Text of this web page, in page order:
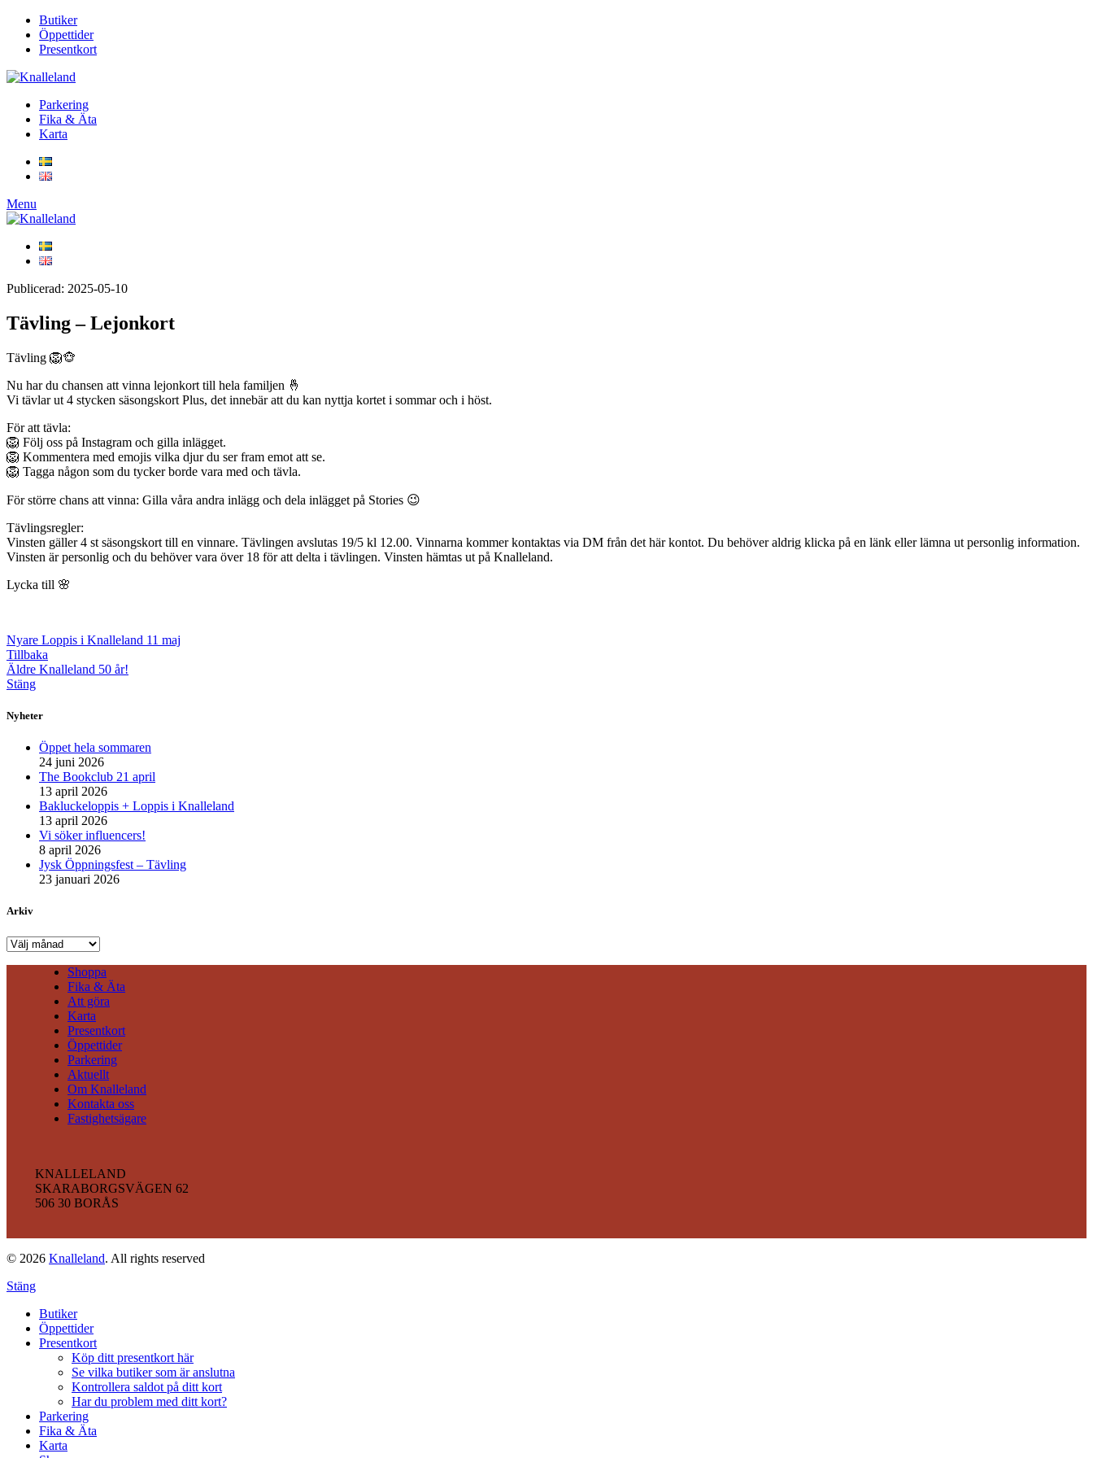
Butiker
Öppettider
Presentkort
Parkering
Fika & Äta
Karta
Menu
Publicerad: 2025-05-10
Tävling – Lejonkort
Tävling 🦁🐵
Nu har du chansen att vinna lejonkort till hela familjen 🤞
Vi tävlar ut 4 stycken säsongskort Plus, det innebär att du kan nyttja kortet i sommar och i höst.
För att tävla:
🦁 Följ oss på Instagram och gilla inlägget.
🦁 Kommentera med emojis vilka djur du ser fram emot att se.
🦁 Tagga någon som du tycker borde vara med och tävla.
För större chans att vinna: Gilla våra andra inlägg och dela inlägget på Stories 😉
Tävlingsregler:
Vinsten gäller 4 st säsongskort till en vinnare. Tävlingen avslutas 19/5 kl 12.00. Vinnarna kommer kontaktas via DM från det här kontot. Du behöver aldrig klicka på en länk eller lämna ut personlig information.
Vinsten är personlig och du behöver vara över 18 för att delta i tävlingen. Vinsten hämtas ut på Knalleland.
Lycka till 🌸
Nyare Loppis i Knalleland 11 maj
Tillbaka
Äldre Knalleland 50 år!
Stäng
Nyheter
Öppet hela sommaren
24 juni 2026
The Bookclub 21 april
13 april 2026
Bakluckeloppis + Loppis i Knalleland
13 april 2026
Vi söker influencers!
8 april 2026
Jysk Öppningsfest – Tävling
23 januari 2026
Arkiv
Arkiv
Shoppa
Fika & Äta
Att göra
Karta
Presentkort
Öppettider
Parkering
Aktuellt
Om Knalleland
Kontakta oss
Fastighetsägare
KNALLELAND
SKARABORGSVÄGEN 62
506 30 BORÅS
© 2026 Knalleland. All rights reserved
Stäng
Butiker
Öppettider
Presentkort
Köp ditt presentkort här
Se vilka butiker som är anslutna
Kontrollera saldot på ditt kort
Har du problem med ditt kort?
Parkering
Fika & Äta
Karta